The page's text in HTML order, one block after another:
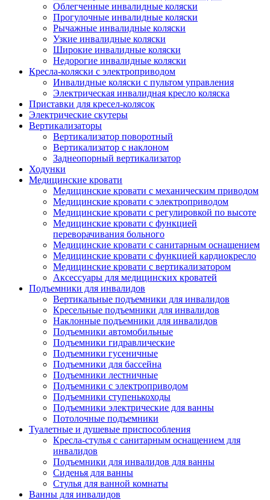
Облегченные инвалидные коляски
Прогулочные инвалидные коляски
Рычажные инвалидные коляски
Узкие инвалидные коляски
Широкие инвалидные коляски
Недорогие инвалидные коляски
Кресла-коляски с электроприводом
Инвалидные коляски с пультом управления
Электрическая инвалидная кресло коляска
Приставки для кресел-колясок
Электрические скутеры
Вертикализаторы
Вертикализатор поворотный
Вертикализатор с наклоном
Заднеопорный вертикализатор
Ходунки
Медицинские кровати
Медицинские кровати с механическим приводом
Медицинские кровати с электроприводом
Медицинские кровати с регулировкой по высоте
Медицинские кровати с функцией
переворачивания больного
Медицинские кровати с санитарным оснащением
Медицинские кровати с функцией кардиокресло
Медицинские кровати с вертикализатором
Аксессуары для медицинских кроватей
Подъемники для инвалидов
Вертикальные подъемники для инвалидов
Кресельные подъемники для инвалидов
Наклонные подъемники для инвалидов
Подъемники автомобильные
Подъемники гидравлические
Подъемники гусеничные
Подъемники для бассейна
Подъемники лестничные
Подъемники с электроприводом
Подъемники ступенькоходы
Подъемники электрические для ванны
Потолочные подъемники
Туалетные и душевые приспособления
Кресла-стулья с санитарным оснащением для
инвалидов
Подъемники для инвалидов для ванны
Сиденья для ванны
Стулья для ванной комнаты
Ванны для инвалидов